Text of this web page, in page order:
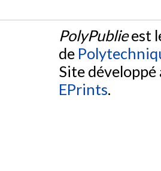
PolyPublieest
de
Site
EPrints.